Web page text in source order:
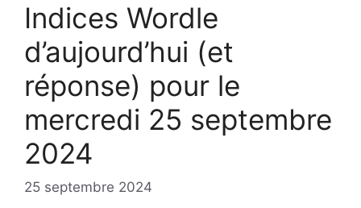
Indices Wordle
d’aujourd’hui (et
réponse) pour le
mercredi 25 septembre
2024
25 septembre 2024